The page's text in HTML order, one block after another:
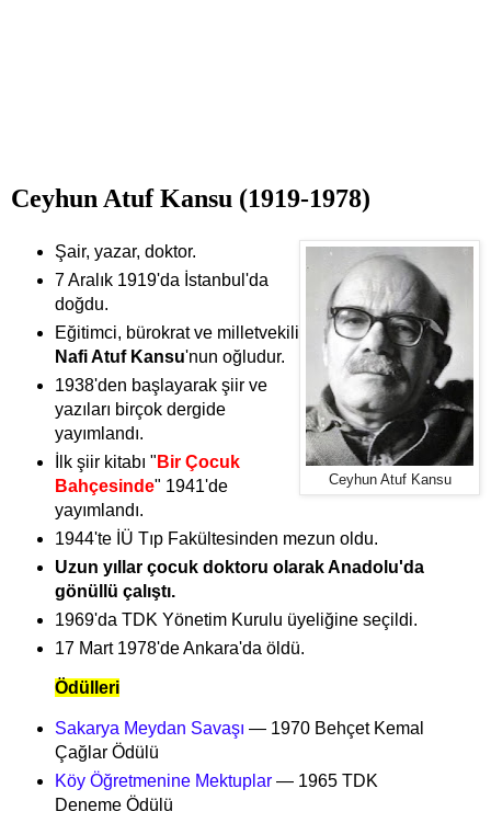
Ceyhun Atuf Kansu (1919-1978)
Ceyhun Atuf Kansu
Şair, yazar, doktor.
7 Aralık 1919'da İstanbul'da
doğdu.
Eğitimci, bürokrat ve milletvekili
Nafi Atuf Kansu'nun oğludur.
1938'den başlayarak şiir ve
yazıları birçok dergide
yayımlandı.
İlk şiir kitabı " Bir Çocuk
Bahçesinde" 1941'de
yayımlandı.
1944'te İÜ Tıp Fakültesinden mezun oldu.
Uzun yıllar çocuk doktoru olarak Anadolu'da
gönüllü çalıştı.
1969'da TDK Yönetim Kurulu üyeliğine seçildi.
17 Mart 1978'de Ankara'da öldü.
Ödülleri
Sakarya Meydan Savaşı — 1970 Behçet Kemal
Çağlar Ödülü
Köy Öğretmenine Mektuplar— 1965 TDK
Deneme Ödülü